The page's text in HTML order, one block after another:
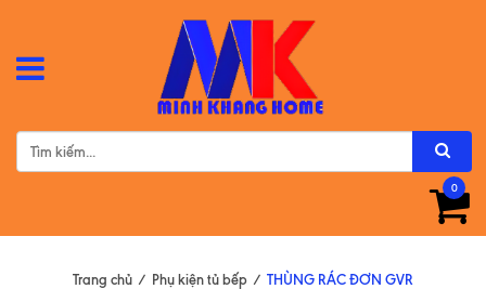
0
Trang chủ / Phụ kiện tủ bếp / THÙNG RÁC ĐƠN GVR